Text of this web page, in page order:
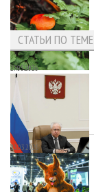
СТАТЬИ ПО ТЕМЕ
27.05.2026
23.03.2026